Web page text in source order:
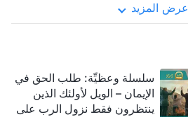
عرض المزيد
سلسلة وعظيِّة: طلب الحق في
الإيمان – الويل لأولئك الذين
ينتظرون فقط نزول الرب على